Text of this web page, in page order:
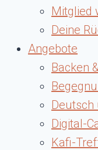
Mitglied
Deine
Angebote
Backen
Deutsch
Digital-
Kafi-